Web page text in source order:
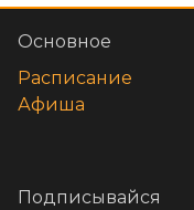
Основное
Расписание
Афиша
Подписывайся